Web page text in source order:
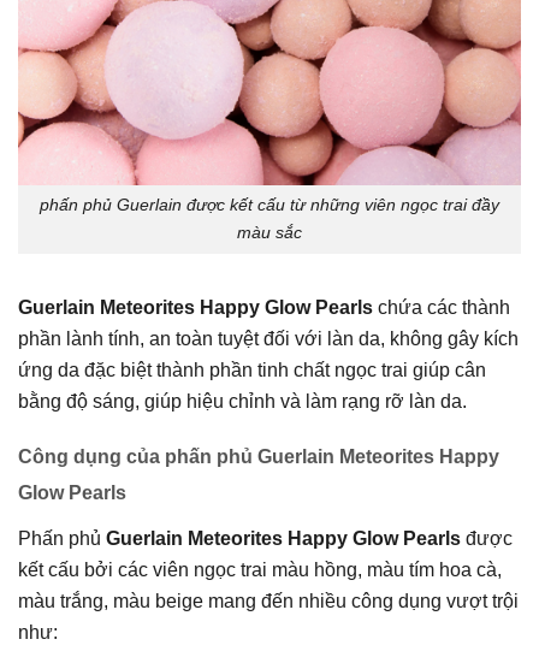
phấn phủ Guerlain được kết cấu từ những viên ngọc trai đầy
màu sắc
Guerlain Meteorites Happy Glow Pearls chứa các thành
phần lành tính, an toàn tuyệt đối với làn da, không gây kích
ứng da đặc biệt thành phần tinh chất ngọc trai giúp cân
bằng độ sáng, giúp hiệu chỉnh và làm rạng rỡ làn da.
Công dụng của phấn phủ Guerlain Meteorites Happy
Glow Pearls
Phấn phủ Guerlain Meteorites Happy Glow Pearls được
kết cấu bởi các viên ngọc trai màu hồng, màu tím hoa cà,
màu trắng, màu beige mang đến nhiều công dụng vượt trội
như: